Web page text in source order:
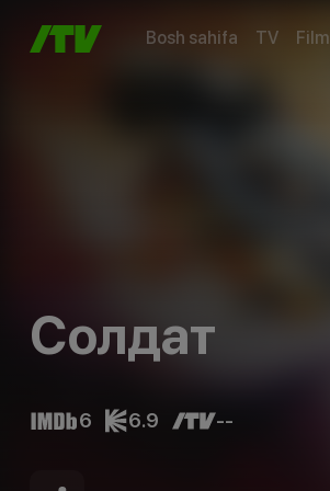
Bosh sahifa TV
Солдат
6 6.9 --